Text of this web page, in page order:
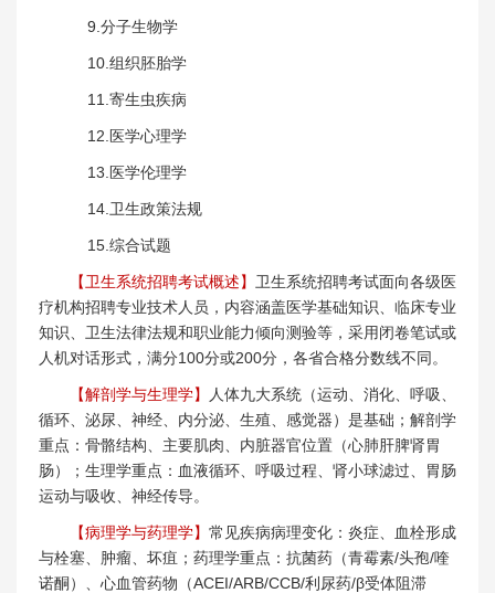
9.分子生物学
10.组织胚胎学
11.寄生虫疾病
12.医学心理学
13.医学伦理学
14.卫生政策法规
15.综合试题
【卫生系统招聘考试概述】 卫生系统招聘考试面向各级医
疗机构招聘专业技术人员，内容涵盖医学基础知识、临床专业
知识、卫生法律法规和职业能力倾向测验等，采用闭卷笔试或
人机对话形式，满分100分或200分，各省合格分数线不同。
【解剖学与生理学】
人体九大系统（运动、消化、呼吸、
循环、泌尿、神经、内分泌、生殖、感觉器）是基础；解剖学
重点：骨骼结构、主要肌肉、内脏器官位置（心肺肝脾肾胃
肠）；生理学重点：血液循环、呼吸过程、肾小球滤过、胃肠
运动与吸收、神经传导。
【病理学与药理学】 常见疾病病理变化：炎症、血栓形成
与栓塞、肿瘤、坏疽；药理学重点：抗菌药（青霉素/头孢/喹
诺酮）、心血管药物（ACEI/ARB/CCB/利尿药/β受体阻滞